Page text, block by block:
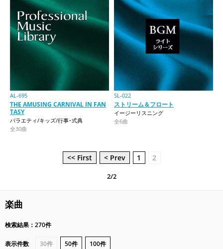
AL-695
THE AMUSING CARNIVAL IN FAN
TASY
バラエティ/キッズ/行事･式典
全30曲
SL-022
ストリーム＆フロート
イージーリスニング
全6曲
<< First < Prev 1 2
2/2
楽曲
検索結果：270件
表示件数 30件 50件 100件